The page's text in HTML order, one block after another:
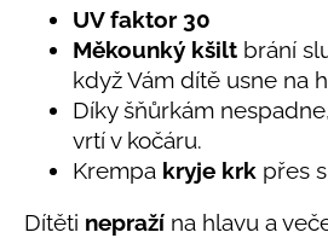
hvězdiček.
UV faktor 30
Měkounký kšilt brání
když Vám dítě usne na
Díky šňůrkám
vrtí v kočáru.
Krempa kryje krk přes
Dítěti nepraží na hlavu a
LETNÍ
RYCHLESCHNOUCÍ
ŽLUTÉ